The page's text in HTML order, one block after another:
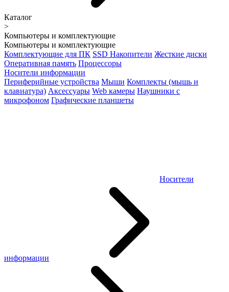
Каталог
>
Компьютеры и комплектующие
Компьютеры и комплектующие
Комплектующие для ПК SSD Накопители Жесткие диски
Оперативная память Процессоры
Носители информации
Периферийные устройства Мыши Комплекты (мышь и
клавиатура) Аксессуары Web камеры Наушники с
микрофоном Графические планшеты
Носители
информации